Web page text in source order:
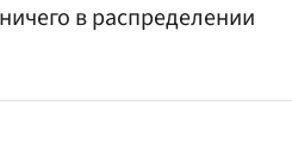
в распределении